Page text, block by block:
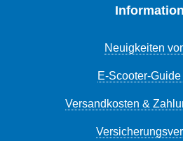
Neuigkeiten
E-Scooter-Guide
Versandkosten &